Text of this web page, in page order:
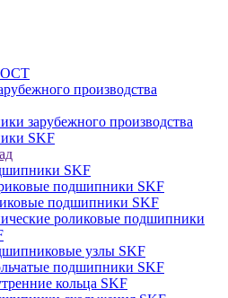
производства
зарубежного производства
SKF
SKF
подшипники SKF
подшипники SKF
роликовые подшипники
узлы SKF
подшипники SKF
кольца SKF